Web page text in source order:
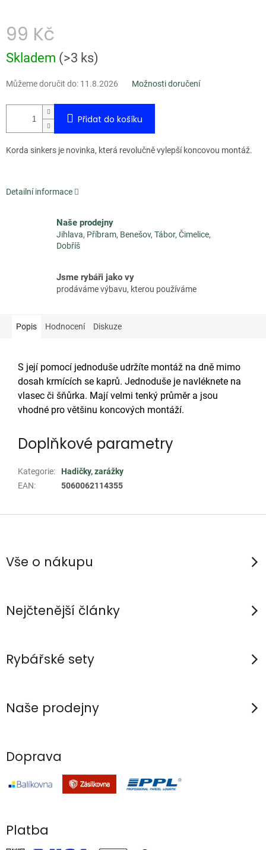
99 Kč
Měrná
cena:
Skladem (>3 ks)
Můžeme doručit do: 11.8.2026 Možnosti doručení
Přidat do košíku
Korda sinkers je novinka, která revolučně vylepší koncovou montáž.
Detailní informace
Naše prodejny
Jihlava, Příbram, Benešov, Tábor, Čimelice,
Dobříš
Jsme rybáři jako vy
prodáváme výbavu, kterou používáme
Popis Hodnocení Diskuze
S její pomocí jednoduše udržíte montáž na dně mimo
dosah krmících se kaprů. Jednoduše je navléknete na
vlasec či šňůrka. Mají velmi tenký průměr a jsou
vhodné pro většinu koncových montáží.
Doplňkové parametry
Kategorie:
Hadičky, zarážky
EAN: 5060062114355
Z
pVše o nákupu
Nejčtenější články
Rybářské sety
Naše prodejny
Doprava
Platba